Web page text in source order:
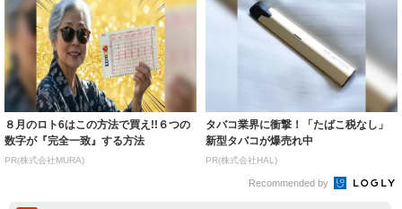
８月のロト6はこの方法で買え!!６つの
数字が『完全一致』する方法
PR(株式会社MURA)
タバコ業界に衝撃！「たばこ税なし」
新型タバコが爆売れ中
PR(株式会社HAL)
Recommended by